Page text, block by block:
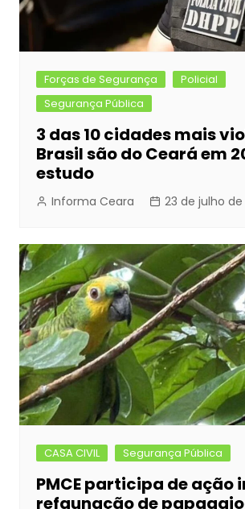
Forças de Segurança
Policial
Segurança Pública
3 das 10 cidades mais
Brasil são do Ceará em
estudo
Informa Ceara 23 de julho de
CASA CIVIL Segurança Pública
PMCE participa de ação
refaunação de